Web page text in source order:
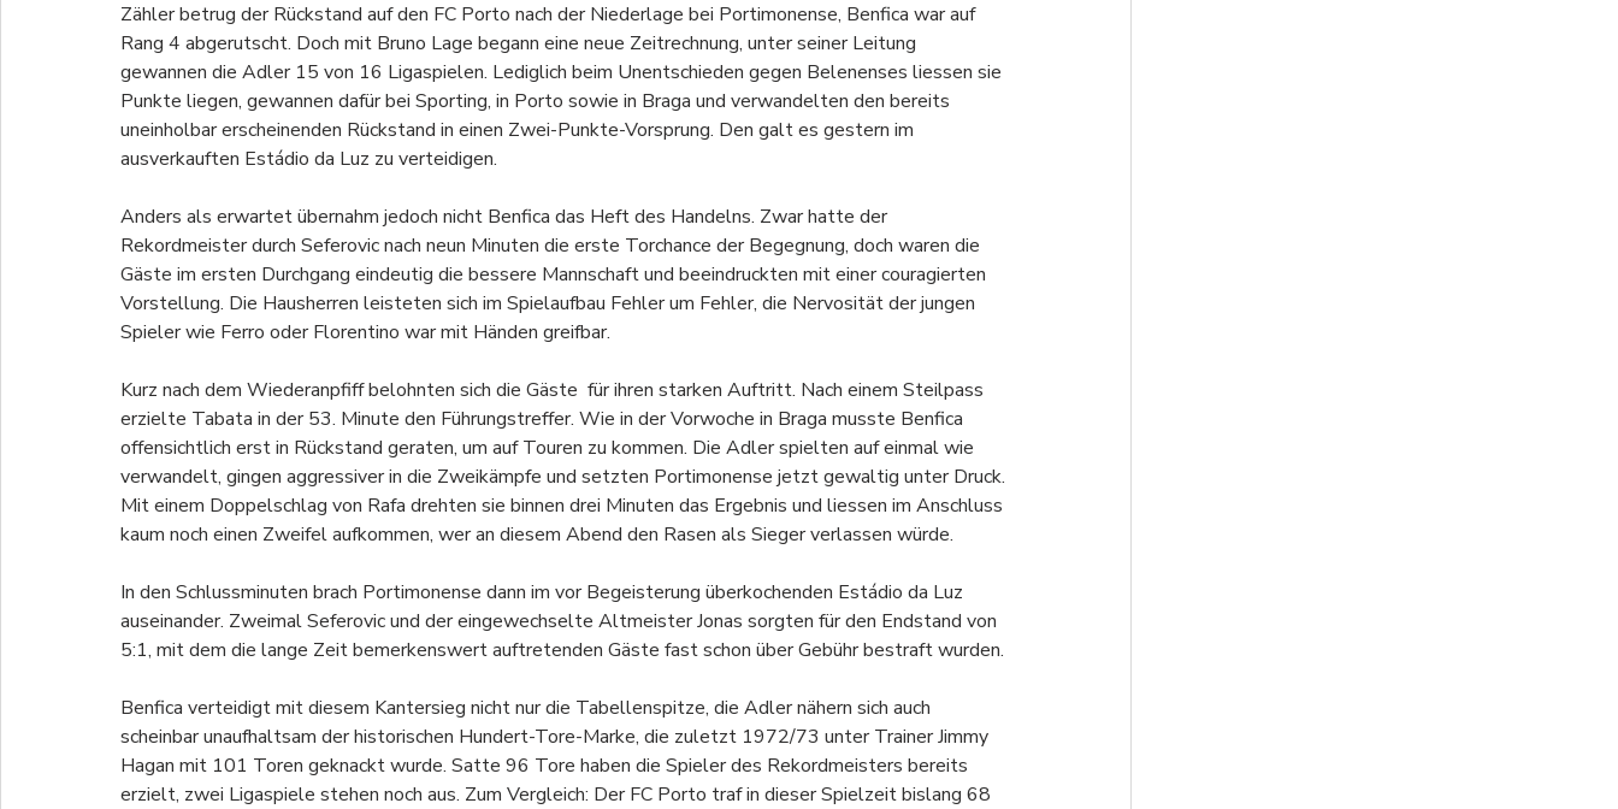
Zähler betrug der Rückstand auf den FC Porto nach der Niederlage bei Portimonense, Benfica war auf
Rang 4 abgerutscht. Doch mit Bruno Lage begann eine neue Zeitrechnung, unter seiner Leitung
gewannen die Adler 15 von 16 Ligaspielen. Lediglich beim Unentschieden gegen Belenenses liessen sie
Punkte liegen, gewannen dafür bei Sporting, in Porto sowie in Braga und verwandelten den bereits
uneinholbar erscheinenden Rückstand in einen Zwei-Punkte-Vorsprung. Den galt es gestern im
ausverkauften Estádio da Luz zu verteidigen.
Anders als erwartet übernahm jedoch nicht Benfica das Heft des Handelns. Zwar hatte der
Rekordmeister durch Seferovic nach neun Minuten die erste Torchance der Begegnung, doch waren die
Gäste im ersten Durchgang eindeutig die bessere Mannschaft und beeindruckten mit einer couragierten
Vorstellung. Die Hausherren leisteten sich im Spielaufbau Fehler um Fehler, die Nervosität der jungen
Spieler wie Ferro oder Florentino war mit Händen greifbar.
Kurz nach dem Wiederanpfiff belohnten sich die Gäste  für ihren starken Auftritt. Nach einem Steilpass
erzielte Tabata in der 53. Minute den Führungstreffer. Wie in der Vorwoche in Braga musste Benfica
offensichtlich erst in Rückstand geraten, um auf Touren zu kommen. Die Adler spielten auf einmal wie
verwandelt, gingen aggressiver in die Zweikämpfe und setzten Portimonense jetzt gewaltig unter Druck.
Mit einem Doppelschlag von Rafa drehten sie binnen drei Minuten das Ergebnis und liessen im Anschluss
kaum noch einen Zweifel aufkommen, wer an diesem Abend den Rasen als Sieger verlassen würde.
In den Schlussminuten brach Portimonense dann im vor Begeisterung überkochenden Estádio da Luz
auseinander. Zweimal Seferovic und der eingewechselte Altmeister Jonas sorgten für den Endstand von
5:1, mit dem die lange Zeit bemerkenswert auftretenden Gäste fast schon über Gebühr bestraft wurden.
Benfica verteidigt mit diesem Kantersieg nicht nur die Tabellenspitze, die Adler nähern sich auch
scheinbar unaufhaltsam der historischen Hundert-Tore-Marke, die zuletzt 1972/73 unter Trainer Jimmy
Hagan mit 101 Toren geknackt wurde. Satte 96 Tore haben die Spieler des Rekordmeisters bereits
erzielt, zwei Ligaspiele stehen noch aus. Zum Vergleich: Der FC Porto traf in dieser Spielzeit bislang 68